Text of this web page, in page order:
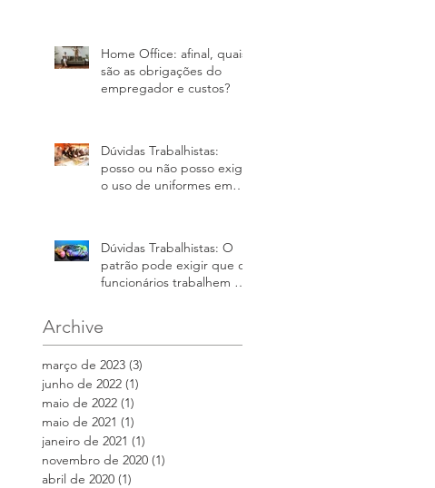
Home Office: afinal, quais
são as obrigações do
empregador e custos?
Dúvidas Trabalhistas:
posso ou não posso exigir
o uso de uniformes em
Dúvidas Trabalhistas: O
patrão pode exigir que os
funcionários trabalhem no
Archive
março de 2023 (3)
junho de 2022 (1)
maio de 2022 (1)
maio de 2021 (1)
janeiro de 2021 (1)
novembro de 2020 (1)
abril de 2020 (1)